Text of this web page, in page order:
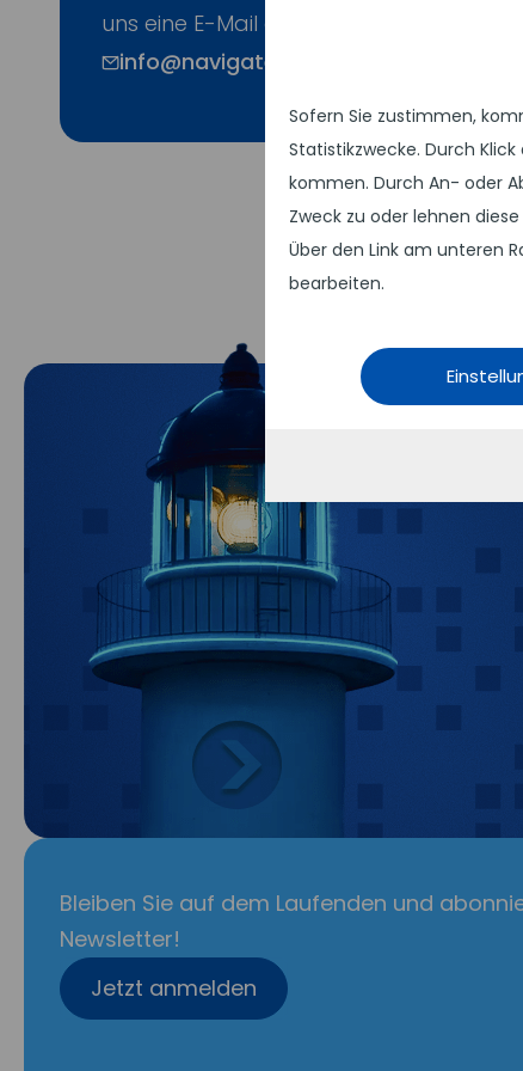
Sofern Sie zustimmen,
Statistikzwecke. Durch
kommen. Durch An- oder
Zweck zu oder lehnen diese
Über den Link am unteren
bearbeiten.
uns eine E-Mail an
info@navigate.de
Bleiben Sie auf dem Laufenden und
Newsletter!
Jetzt anmelden